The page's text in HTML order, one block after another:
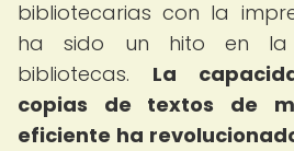
bibliotecarias con la
ha sido un hito en la
bibliotecas. La
copias de textos de
eficiente ha